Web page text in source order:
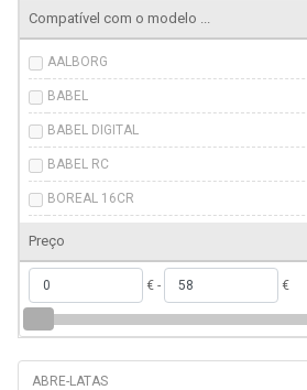
Compatível com o modelo ...
AALBORG
BABEL
BABEL DIGITAL
BABEL RC
BOREAL 16CR
BXEFT46E
CL6040
DAKOTA
Preço
€ - €
ABRE-LATAS